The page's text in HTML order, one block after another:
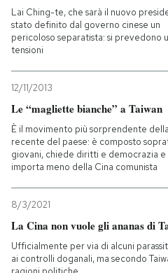
Lai Ching-te, che sarà il nuovo
stato definito dal governo cinese un
pericoloso separatista: si prevedono
tensioni
12/11/2013
Le “magliette bianche” a Taiwan
È il movimento più sorprendente
recente del paese: è composto
giovani, chiede diritti e democrazia e
importa meno della Cina comunista
8/3/2021
La Cina non vuole gli ananas di
Ufficialmente per via di alcuni
ai controlli doganali, ma secondo